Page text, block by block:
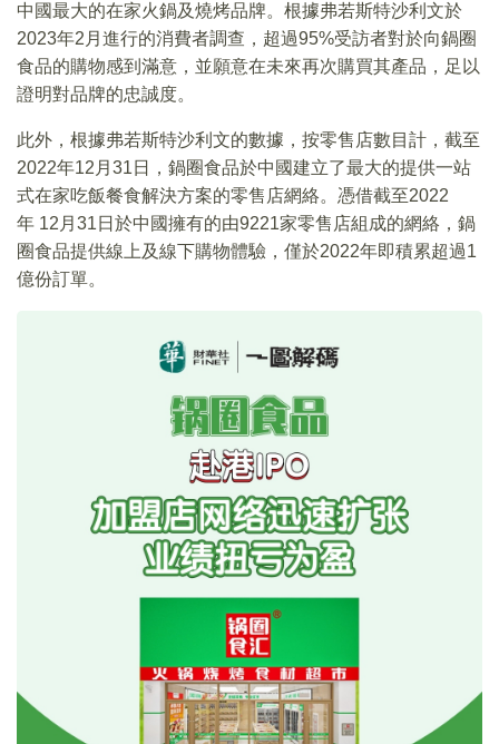
中國最大的在家火鍋及燒烤品牌。根據弗若斯特沙利文於
2023年2月進行的消費者調查，超過95%受訪者對於向鍋圈
食品的購物感到滿意，並願意在未來再次購買其產品，足以
證明對品牌的忠誠度。
此外，根據弗若斯特沙利文的數據，按零售店數目計，截至
2022年12月31日，鍋圈食品於中國建立了最大的提供一站
式在家吃飯餐食解決方案的零售店網絡。憑借截至2022
年 12月31日於中國擁有的由9221家零售店組成的網絡，鍋
圈食品提供線上及線下購物體驗，僅於2022年即積累超過1
億份訂單。